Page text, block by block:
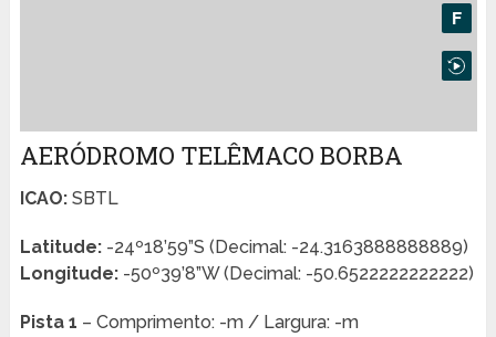
AERÓDROMO TELÊMACO BORBA
ICAO:SBTL
Latitude:-24º18’59”S (Decimal: -24.3163888888889)
Longitude:-50º39’8”W (Decimal: -50.6522222222222)
Pista 1 – Comprimento: -m / Largura: -m